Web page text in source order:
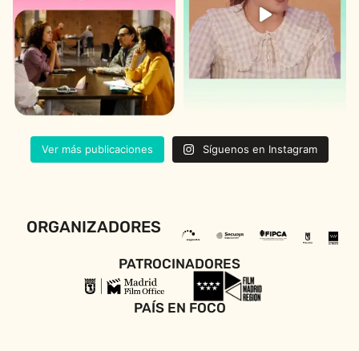
Ver más publicaciones Síguenos en Instagram
ORGANIZADORES
PATROCINADORES
PAÍS EN FOCO